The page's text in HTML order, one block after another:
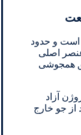
است و حدود
اصلی
همجوشی
آزاد
از جو خارج